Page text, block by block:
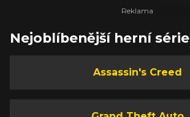
Nejoblíbenější herní série
Assassin's Creed